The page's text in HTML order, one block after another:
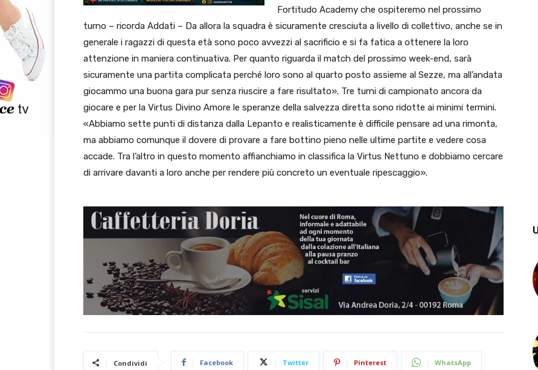
Fortitudo Academy che ospiteremo nel prossimo
turno – ricorda Addati – Da allora la squadra è sicuramente cresciuta a livello di collettivo, anche se in
generale i ragazzi di questa età sono poco avvezzi al sacrificio e si fa fatica a ottenere la loro
attenzione in maniera continuativa. Per quanto riguarda il match del prossimo week-end, sarà
sicuramente una partita complicata perché loro sono al quarto posto assieme al Sezze, ma all’andata
giocammo una buona gara pur senza riuscire a fare risultato». Tre turni di campionato ancora da
giocare e per la Virtus Divino Amore le speranze della salvezza diretta sono ridotte ai minimi termini.
«Abbiamo sette punti di distanza dalla Lepanto e realisticamente è difficile pensare ad una rimonta,
ma abbiamo comunque il dovere di provare a fare bottino pieno nelle ultime partite e vedere cosa
accade. Tra l’altro in questo momento affianchiamo in classifica la Virtus Nettuno e dobbiamo cercare
di arrivare davanti a loro anche per rendere più concreto un eventuale ripescaggio».
Condividi Facebook Twitter Pinterest WhatsApp